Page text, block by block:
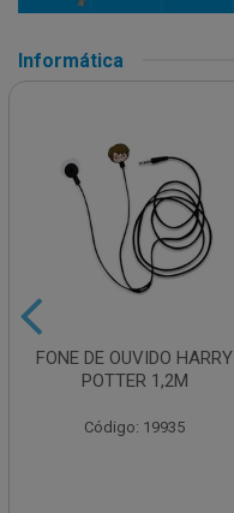
Informática
FONE DE OUVIDO HARRY
POTTER 1,2M
Código: 19935